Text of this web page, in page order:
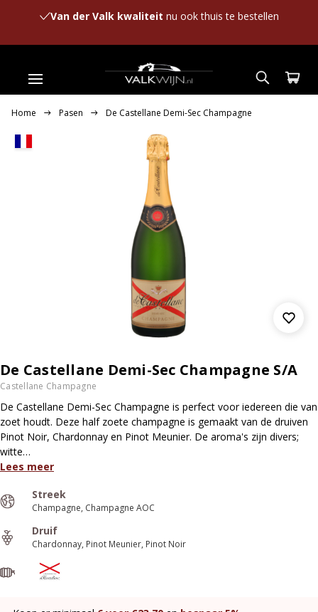
Van der Valk kwaliteit nu ook thuis te bestellen
Home Pasen De Castellane Demi-Sec Champagne
De Castellane Demi-Sec Champagne S/A
Castellane Champagne
De Castellane Demi-Sec Champagne is perfect voor iedereen die van
zoet houdt. Deze half zoete champagne is gemaakt van de druiven
Pinot Noir, Chardonnay en Pinot Meunier. De aroma's zijn divers;
witte…
Lees meer
Streek
Champagne Champagne AOC
Druif
Chardonnay Pinot Meunier Pinot Noir